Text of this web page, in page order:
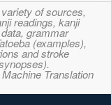
of sources,
readings, kanji
grammar
(examples),
and stroke
Translation